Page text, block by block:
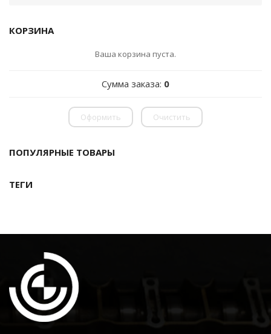
КОРЗИНА
Ваша корзина пуста.
Сумма заказа: 0
Оформить Очистить
ПОПУЛЯРНЫЕ ТОВАРЫ
ТЕГИ